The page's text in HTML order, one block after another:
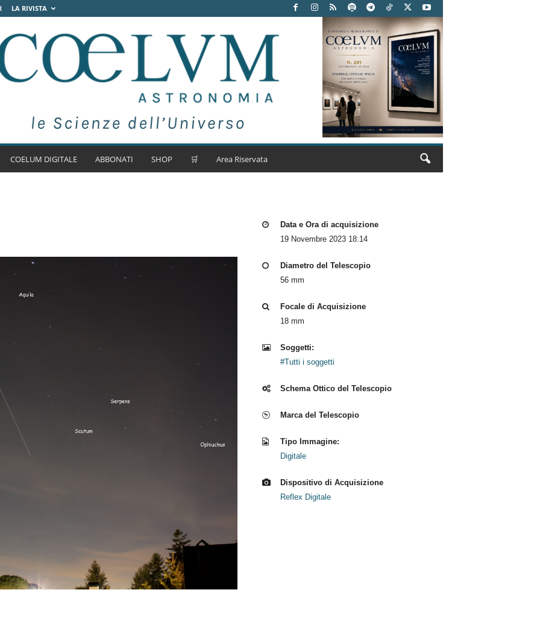
LA RIVISTA
COELUM DIGITALE ABBONATI SHOP 🛒 Area Riservata
Data e Ora di acquisizione
19 Novembre 2023 18:14
Diametro del Telescopio
56 mm
Focale di Acquisizione
18 mm
Soggetti:
#Tutti i soggetti
Schema Ottico del Telescopio
Marca del Telescopio
Tipo Immagine:
Digitale
Dispositivo di Acquisizione
Reflex Digitale